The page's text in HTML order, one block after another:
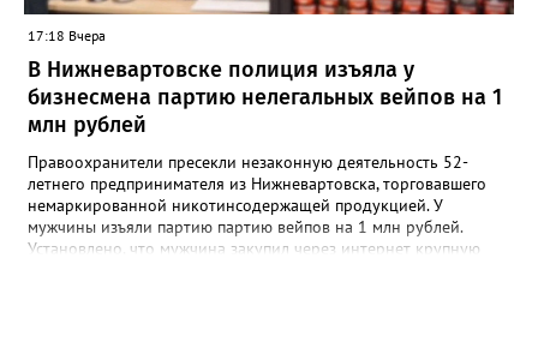
17:18 Вчера
В Нижневартовске полиция изъяла у
бизнесмена партию нелегальных вейпов на 1
млн рублей
Правоохранители пресекли незаконную деятельность 52-
летнего предпринимателя из Нижневартовска, торговавшего
немаркированной никотинсодержащей продукцией. У
мужчины изъяли партию партию вейпов на 1 млн рублей.
Установлено, что мужчина закупил через интернет крупную